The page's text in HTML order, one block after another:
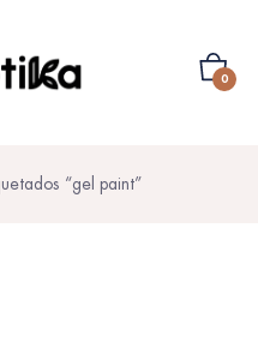
0
“gel paint”